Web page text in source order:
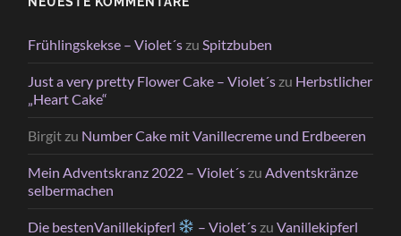
Frühlingskekse – Violet´s zu Spitzbuben
Just a very pretty Flower Cake – Violet´s zu Herbstlicher
„Heart Cake“
Birgit zu Number Cake mit Vanillecreme und Erdbeeren
Mein Adventskranz 2022 – Violet´s zu Adventskränze
selbermachen
Die bestenVanillekipferl – Violet´szu Vanillekipferl